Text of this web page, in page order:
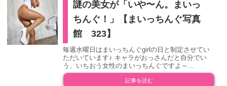
謎の美女が「いや〜ん。まいっ
ちんぐ！」【まいっちんぐ写真
館 323】
毎週水曜日はまいっちんぐgirlの日と制定させてい
ただいています♪ キャラがおっさんだと自分でい
う、いちおう女性のまいっちんぐですよ～...
記事を読む